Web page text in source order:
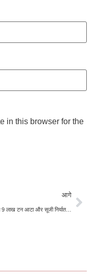
in this browser for the
आगे
भूटान को 9 लाख टन आटा और सूजी निर्यात करेगा भारत, इन पांच देशों को भी चावल बेचेगा चावल